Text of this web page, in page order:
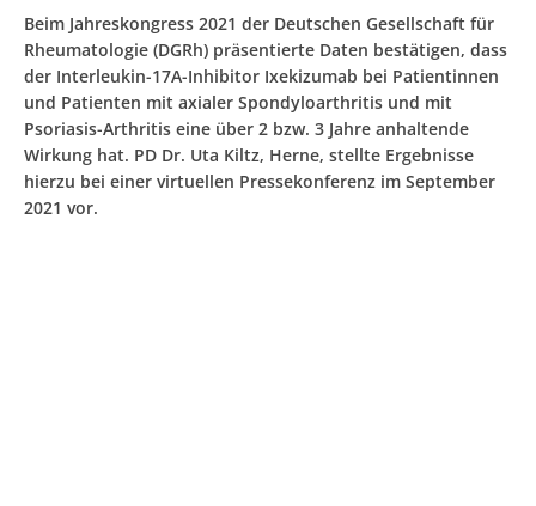
Beim Jahreskongress 2021 der Deutschen Gesellschaft für
Rheumatologie (DGRh) präsentierte Daten bestätigen, dass
der Interleukin-17A-Inhibitor Ixekizumab bei Patientinnen
und Patienten mit axialer Spondyloarthritis und mit
Psoriasis-Arthritis eine über 2 bzw. 3 Jahre anhaltende
Wirkung hat. PD Dr. Uta Kiltz, Herne, stellte Ergebnisse
hierzu bei einer virtuellen Pressekonferenz im September
2021 vor.